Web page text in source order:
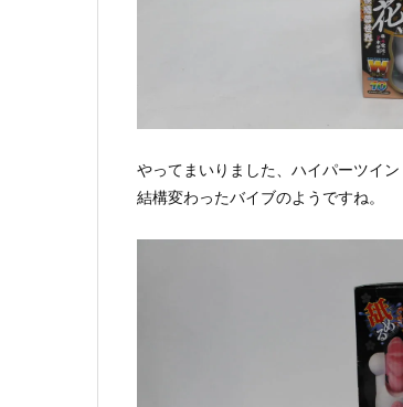
やってまいりました、ハイパーツイン
結構変わったバイブのようですね。